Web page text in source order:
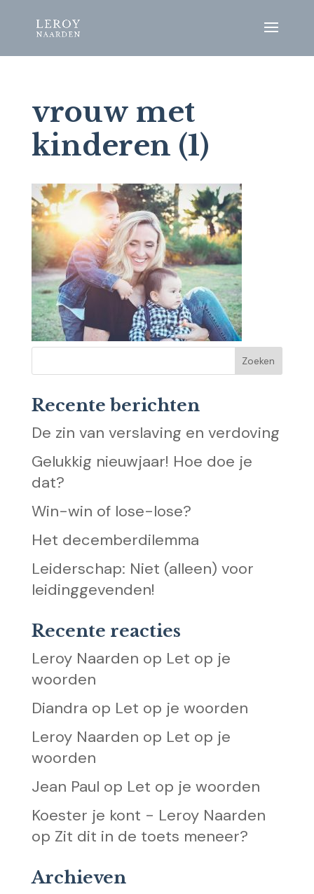
vrouw met
kinderen (1)
Recente berichten
De zin van verslaving en verdoving
Gelukkig nieuwjaar! Hoe doe je
dat?
Win-win of lose-lose?
Het decemberdilemma
Leiderschap: Niet (alleen) voor
leidinggevenden!
Recente reacties
Leroy Naarden op Let op je
woorden
Diandra op Let op je woorden
Leroy Naarden op Let op je
woorden
Jean Paul op Let op je woorden
Koester je kont - Leroy Naarden
op Zit dit in de toets meneer?
Archieven